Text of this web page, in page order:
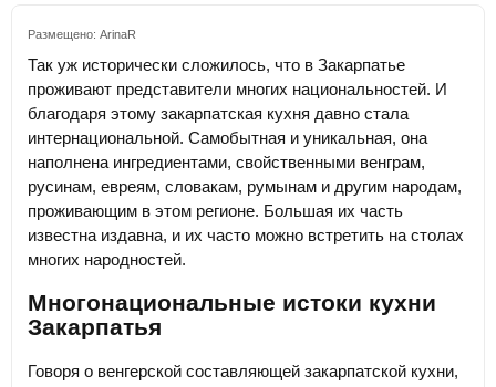
Размещено: ArinaR
Так уж исторически сложилось, что в Закарпатье
проживают представители многих национальностей. И
благодаря этому закарпатская кухня давно стала
интернациональной. Самобытная и уникальная, она
наполнена ингредиентами, свойственными венграм,
русинам, евреям, словакам, румынам и другим народам,
проживающим в этом регионе. Большая их часть
известна издавна, и их часто можно встретить на столах
многих народностей.
Многонациональные истоки кухни
Закарпатья
Говоря о венгерской составляющей закарпатской кухни,